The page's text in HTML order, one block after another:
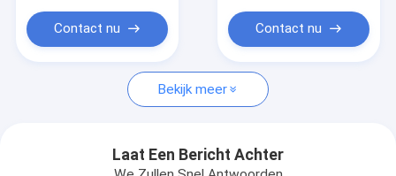
Nieuws
Verzoek om een Citaat
Contact nu Contact nu
Bekijk meer
Laat Een Bericht Achter